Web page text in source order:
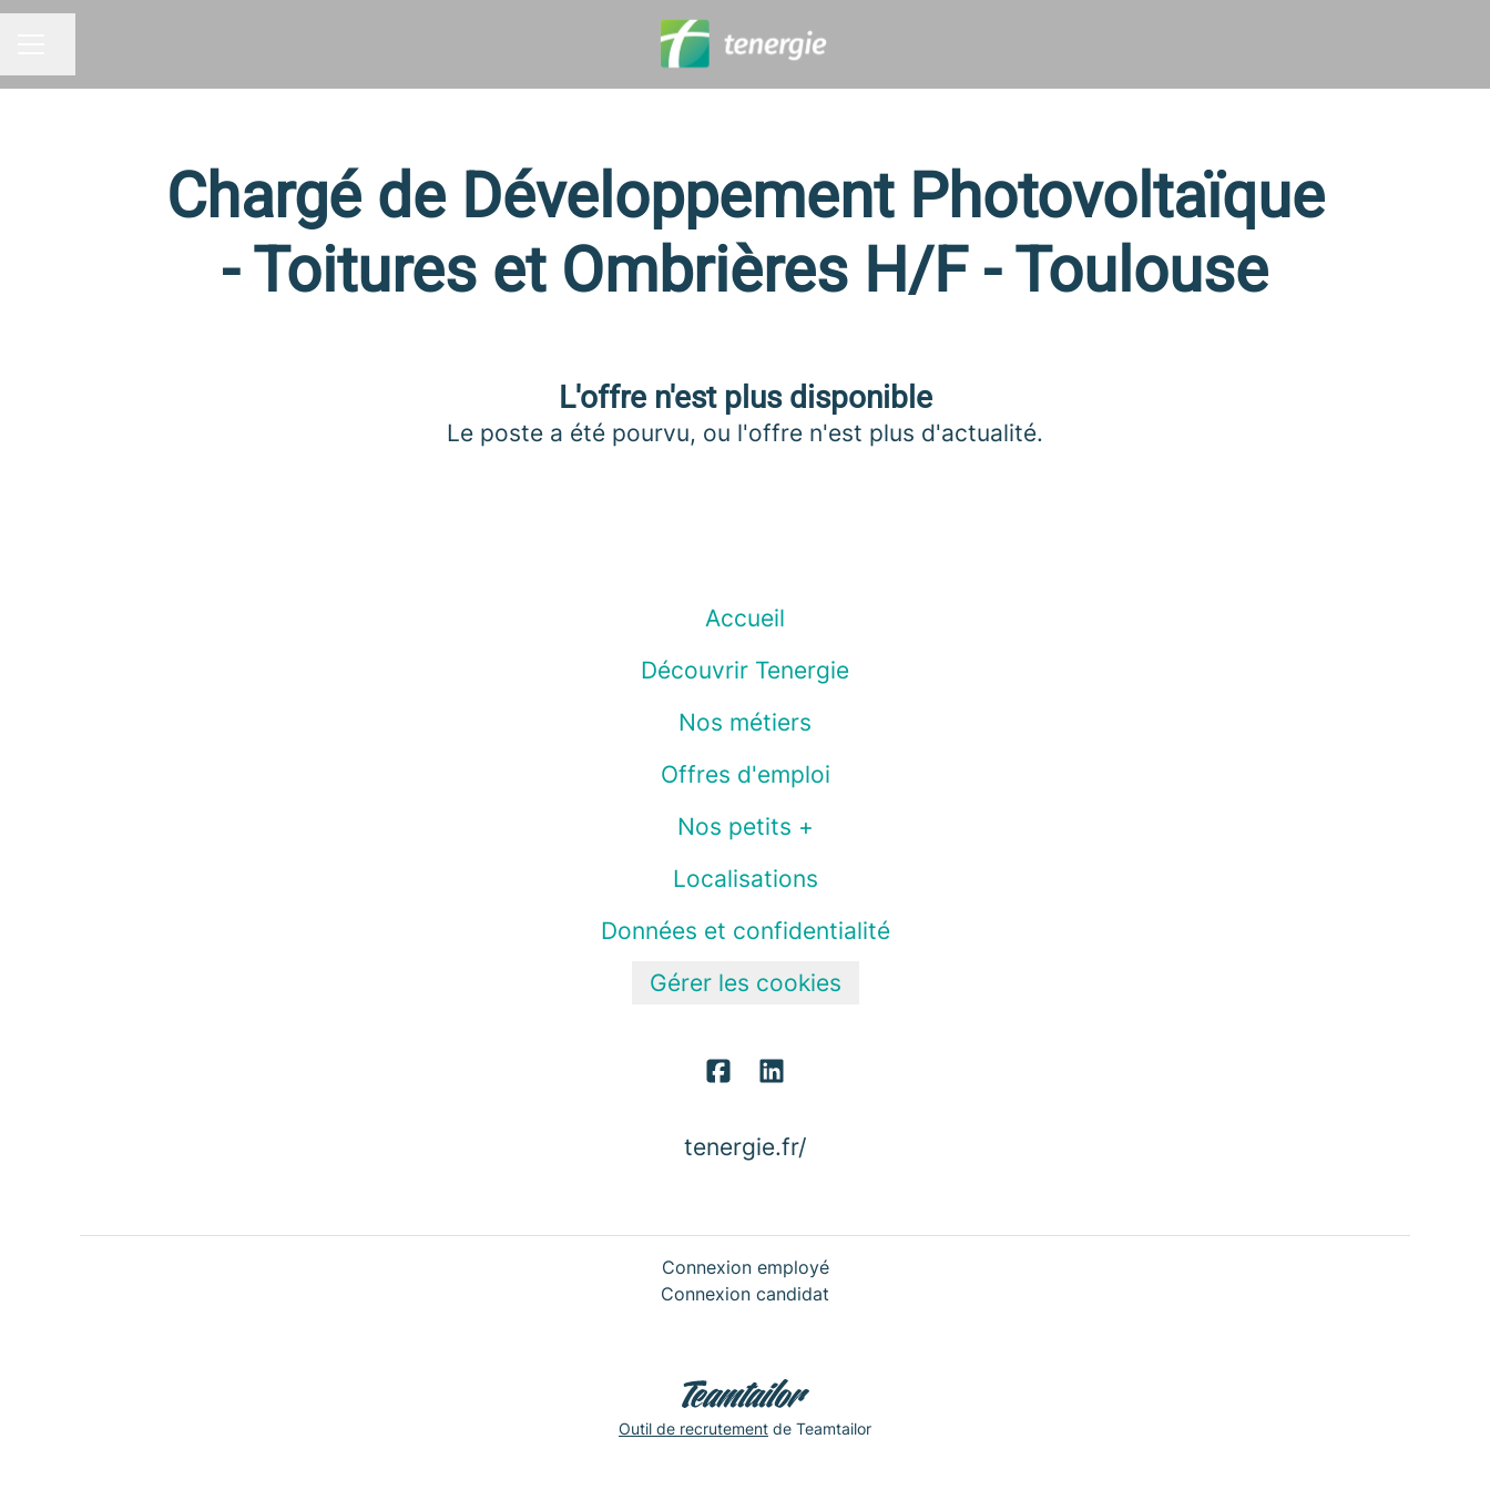
Chargé de Développement Photovoltaïque
- Toitures et Ombrières H/F - Toulouse
L'offre n'est plus disponible
Le poste a été pourvu, ou l'offre n'est plus d'actualité.
Accueil
Découvrir Tenergie
Nos métiers
Offres d'emploi
Nos petits +
Localisations
Données et confidentialité
Gérer les cookies
tenergie.fr/
Connexion employé
Connexion candidat
Outil de recrutement de Teamtailor